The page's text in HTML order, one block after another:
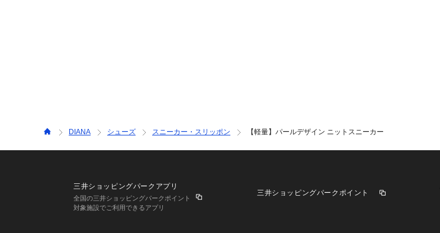
DIANA シューズ スニーカー・スリッポン 【軽量】パールデザイン ニットスニーカー
三井ショッピングパークアプリ
全国の三井ショッピングパークポイント
対象施設でご利用できるアプリ
三井ショッピングパークポイント